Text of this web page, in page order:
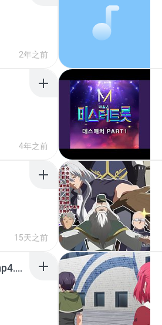
2年之前
4年之前
15天之前
4b6d7436_바이노럴_사정컨트롤.mp4.m4a